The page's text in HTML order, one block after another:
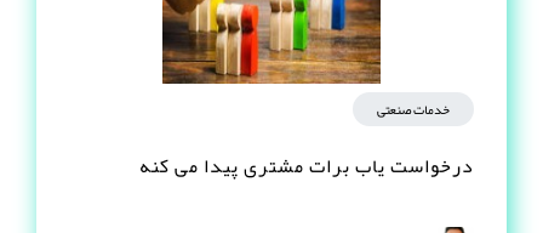
خدمات صنعتی
درخواست یاب برات مشتری پیدا می کنه